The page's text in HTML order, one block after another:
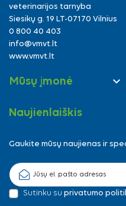
veterinarijos tarnyba
Siesikų g. 19 LT-07170 Vilnius
0 800 40 403
info@vmvt.lt
www.vmvt.lt
Mūsų įmonė 
Naujienlaiškis
Gaukite mūsų naujienas ir
Sutinku su privatumo